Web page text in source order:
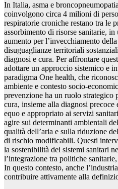
In Italia, asma e
coinvolgono circa 4 milioni di
respiratorie croniche restano tra le
assorbimento di risorse sanitarie,
aumento per l’invecchiamento
disuguaglianze territoriali
diagnosi e cura. Per affrontare
adottare un approccio sistemico e
paradigma One health, che
ambiente e contesto socio-
prevenzione ha un ruolo strategico
cura, insieme alla diagnosi
equo e appropriato ai servizi
agire sui determinanti ambientali
qualità dell’aria e sulla riduzione
di rischio modificabili. Questi
la sostenibilità dei sistemi sanitari
l’integrazione tra politiche
In questo contesto, anche
contribuire attivamente alla